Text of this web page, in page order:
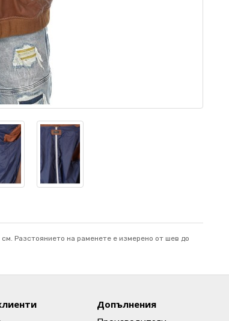
Разстоянието на раменете е измерено от шев до
Допълнения